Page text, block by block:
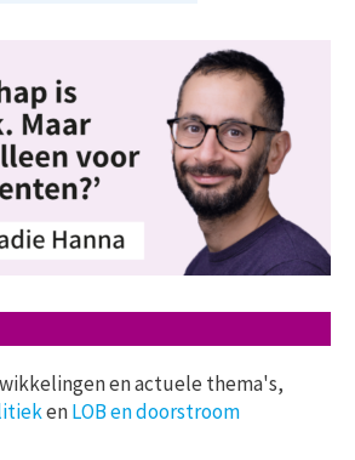
en actuele thema's,
enLOB en doorstroom